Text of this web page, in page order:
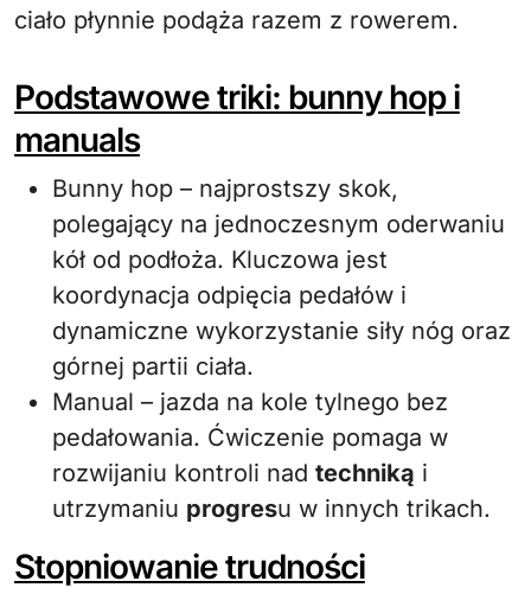
ciało płynnie podąża razem z rowerem.
Podstawowe triki: bunny hop i
manuals
Bunny hop – najprostszy skok,
polegający na jednoczesnym oderwaniu
kół od podłoża. Kluczowa jest
koordynacja odpięcia pedałów i
dynamiczne wykorzystanie siły nóg oraz
górnej partii ciała.
Manual – jazda na kole tylnego bez
pedałowania. Ćwiczenie pomaga w
rozwijaniu kontroli nad techniką i
utrzymaniu progresu w innych trikach.
Stopniowanie trudności